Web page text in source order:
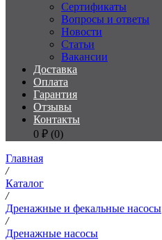
Сертификаты
Вопросы и ответы
Новости
Статьи
Вакансии
Доставка
Оплата
Гарантия
Отзывы
Контакты
0 ₽ (0)
Главная
/
Каталог
/
Дренажные и фекальные насосы
/
Дренажные насосы